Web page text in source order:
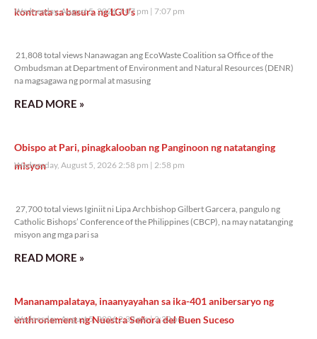
kontrata sa basura ng LGU’s
Wednesday, August 5, 2026 7:07 pm 7:07 pm
21,808 total views Nanawagan ang EcoWaste Coalition sa Office of the
Ombudsman at Department of Environment and Natural Resources (DENR)
na magsagawa ng pormal at masusing
READ MORE »
Obispo at Pari, pinagkalooban ng Panginoon ng natatanging
misyon
Wednesday, August 5, 2026 2:58 pm 2:58 pm
27,700 total views Iginiit ni Lipa Archbishop Gilbert Garcera, pangulo ng
Catholic Bishops’ Conference of the Philippines (CBCP), na may natatanging
misyon ang mga pari sa
READ MORE »
Mananampalataya, inaanyayahan sa ika-401 anibersaryo ng
enthronement ng Nuestra Señora del Buen Suceso
Wednesday, August 5, 2026 2:32 pm 2:32 pm